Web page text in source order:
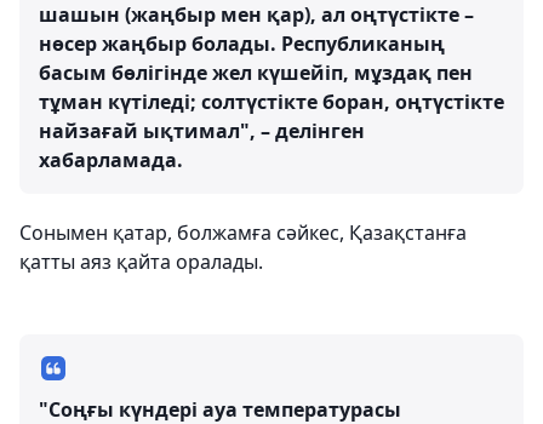
шашын (жаңбыр мен қар), ал оңтүстікте –
нөсер жаңбыр болады. Республиканың
басым бөлігінде жел күшейіп, мұздақ пен
тұман күтіледі; солтүстікте боран, оңтүстікте
найзағай ықтимал", – делінген
хабарламада.
Сонымен қатар, болжамға сәйкес, Қазақстанға
қатты аяз қайта оралады.
"Соңғы күндері ауа температурасы